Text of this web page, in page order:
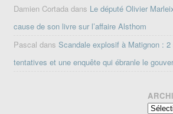
Damien Cortada dans Le député Olivier
cause de son livre sur l’affaire Alsthom
Pascal dansScandale explosif à Matignon :
tentatives et une enquête qui ébranle le